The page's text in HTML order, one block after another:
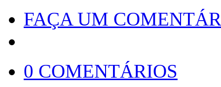
FAÇA UM
0 COMENTÁRIOS